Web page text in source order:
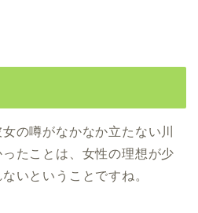
の噂がなかなか立たない川
たことは、女性の理想が少
いということですね。